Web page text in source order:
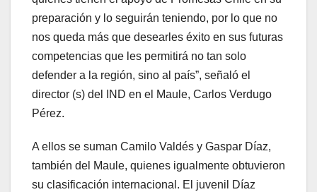
preparación y lo seguirán teniendo, por lo que no
nos queda más que desearles éxito en sus futuras
competencias que les permitirá no tan solo
defender a la región, sino al país”, señaló el
director (s) del IND en el Maule, Carlos Verdugo
Pérez.
A ellos se suman Camilo Valdés y Gaspar Díaz,
también del Maule, quienes igualmente obtuvieron
su clasificación internacional. El juvenil Díaz